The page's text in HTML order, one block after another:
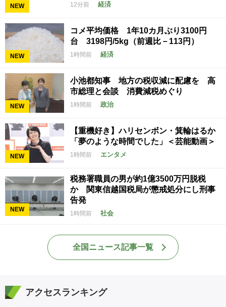
NEW 12分前 経済
NEW
コメ平均価格 1年10カ月ぶり3100円
台 3198円/5kg（前週比－113円）
1時間前 経済
NEW
小池都知事 地方の税収減に配慮を 高
市総理と会談 消費減税めぐり
1時間前 政治
NEW
【重機好き】ハリセンボン・箕輪はるか
「夢のような時間でした」＜芸能動画＞
1時間前 エンタメ
NEW
税務署職員の男が約1億3500万円脱税
か 関東信越国税局が懲戒処分にし刑事
告発
1時間前 社会
全国ニュース記事一覧
アクセスランキング